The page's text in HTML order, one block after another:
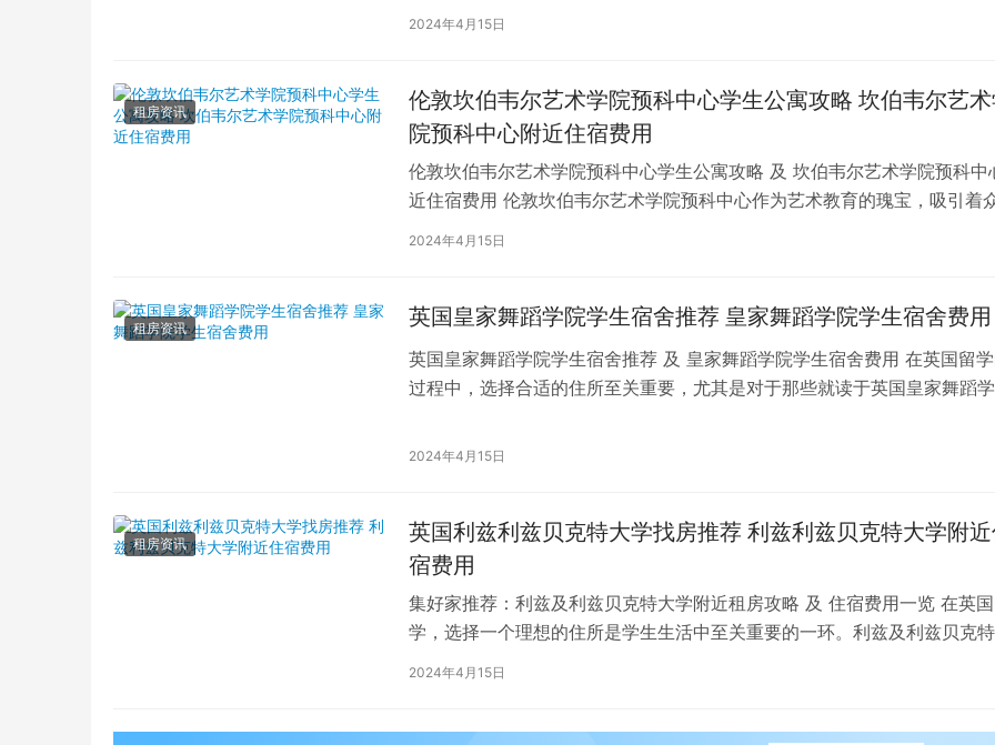
学生活中的一项关键任务。为了帮助您顺利完成…
2024年4月15日
租房资讯
伦敦坎伯韦尔艺术学院预科中心学生公寓攻略 坎伯韦尔艺
院预科中心附近住宿费用
伦敦坎伯韦尔艺术学院预科中心学生公寓攻略 及 坎伯韦尔艺术学院预科中
近住宿费用 伦敦坎伯韦尔艺术学院预科中心作为艺术教育的瑰宝，吸引着
2024年4月15日
租房资讯 英国皇家舞蹈学院学生宿舍推荐 皇家舞蹈学院学生宿舍费用
英国皇家舞蹈学院学生宿舍推荐 及 皇家舞蹈学院学生宿舍费用 在英国留
过程中，选择合适的住所至关重要，尤其是对于那些就读于英国皇家舞蹈学
2024年4月15日
租房资讯
英国利兹利兹贝克特大学找房推荐 利兹利兹贝克特大学附
宿费用
集好家推荐：利兹及利兹贝克特大学附近租房攻略 及 住宿费用一览 在英
学，选择一个理想的住所是学生生活中至关重要的一环。利兹及利兹贝克特
学（以下简称利兹贝大）作为英国一所卓越的…
2024年4月15日